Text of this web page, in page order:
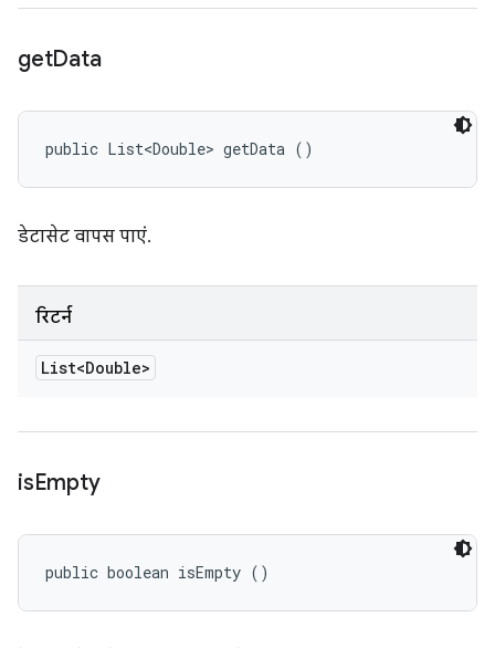
getData
public List<Double> getData ()
डेटासेट वापस पाएं.
रिटर्न
List<Double>
isEmpty
public boolean isEmpty ()